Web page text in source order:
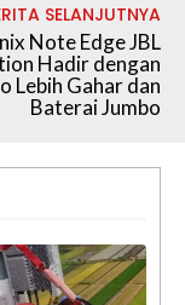
SELANJUTNYA
Note Edge JBL
Hadir dengan
Lebih Gahar dan
Baterai Jumbo